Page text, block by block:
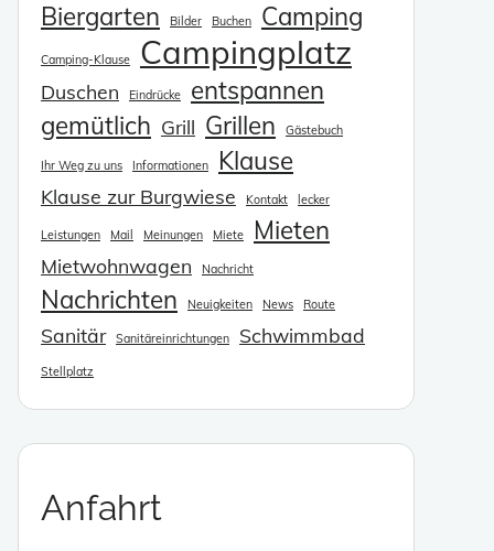
Biergarten Bilder Buchen Camping
Camping-Klause Campingplatz
Duschen Eindrücke
entspannen
gemütlich Grill Grillen Gästebuch
Ihr Weg zu uns Informationen Klause
Klause zur Burgwiese Kontakt lecker
Leistungen Mail Meinungen Miete Mieten
Mietwohnwagen Nachricht
Nachrichten Neuigkeiten News Route
Sanitär Sanitäreinrichtungen Schwimmbad
Stellplatz
Anfahrt